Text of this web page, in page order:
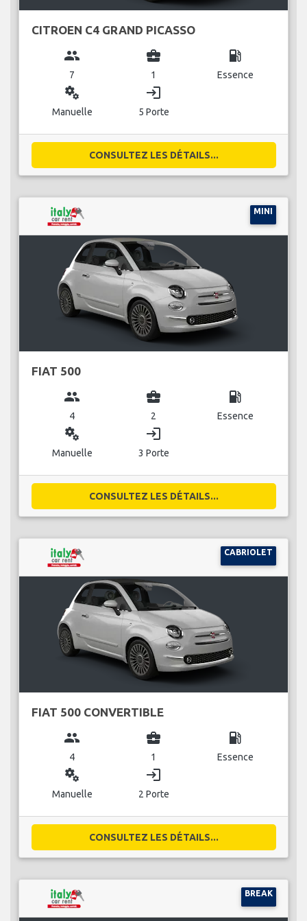
CITROEN C4 GRAND PICASSO
group
7
business_center
1
local_gas_station
Essence
miscellaneous_services
Manuelle
login
5 Porte
CONSULTEZ LES DÉTAILS...
MINI
FIAT 500
group
4
business_center
2
local_gas_station
Essence
miscellaneous_services
Manuelle
login
3 Porte
CONSULTEZ LES DÉTAILS...
CABRIOLET
FIAT 500 CONVERTIBLE
group
4
business_center
1
local_gas_station
Essence
miscellaneous_services
Manuelle
login
2 Porte
CONSULTEZ LES DÉTAILS...
BREAK